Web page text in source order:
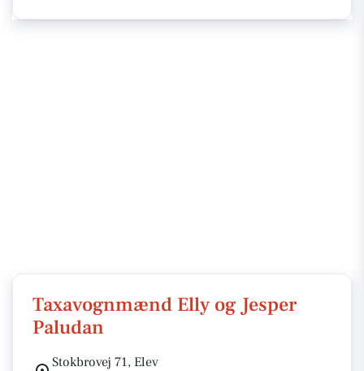
Taxavognmænd Elly og Jesper
Paludan
Stokbrovej 71, Elev